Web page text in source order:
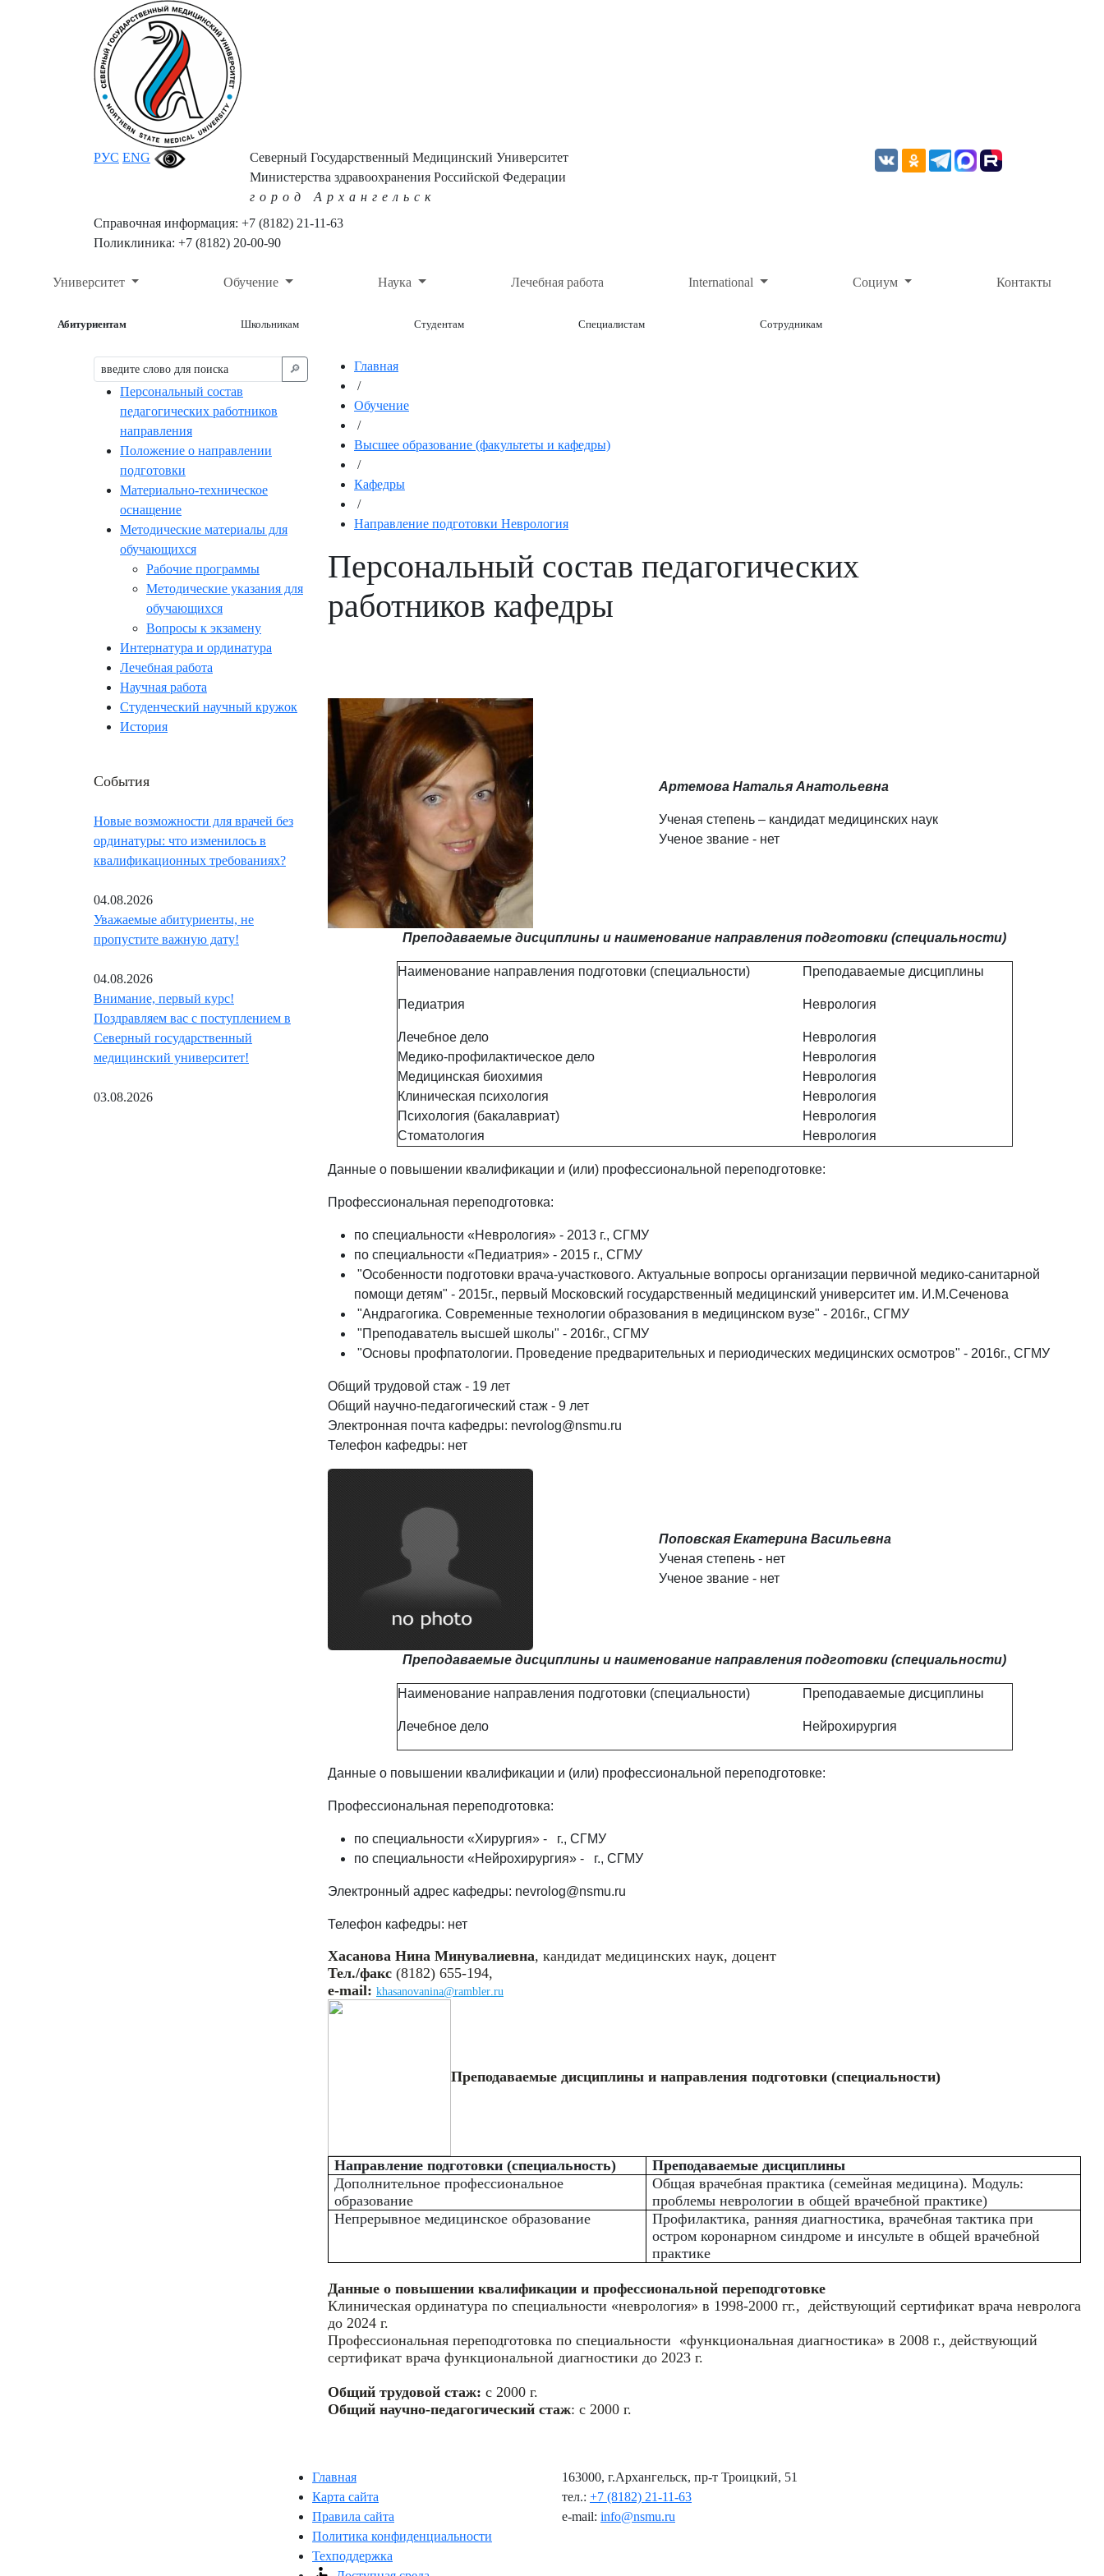
РУС ENG
Северный Государственный Медицинский Университет
Министерства здравоохранения Российской Федерации
город Архангельск
Справочная информация: +7 (8182) 21-11-63
Поликлиника: +7 (8182) 20-00-90
Университет Обучение Наука Лечебная работа International Социум Контакты
Абитуриентам Школьникам Студентам Специалистам Сотрудникам
🔎︎
Персональный состав
педагогических работников
направления
Положение о направлении
подготовки
Материально-техническое
оснащение
Методические материалы для
обучающихся
Рабочие программы
Методические указания для
обучающихся
Вопросы к экзамену
Интернатура и ординатура
Лечебная работа
Научная работа
Студенческий научный кружок
История
События
Новые возможности для врачей без
ординатуры: что изменилось в
квалификационных требованиях?
04.08.2026
Уважаемые абитуриенты, не
пропустите важную дату!
04.08.2026
Внимание, первый курс!
Поздравляем вас с поступлением в
Северный государственный
медицинский университет!
03.08.2026
Главная
/
Обучение
/
Высшее образование (факультеты и кафедры)
/
Кафедры
/
Направление подготовки Неврология
Персональный состав педагогических
работников кафедры
Артемова Наталья Анатольевна
Ученая степень – кандидат медицинских наук
Ученое звание - нет
Преподаваемые дисциплины и наименование направления подготовки (специальности)
Наименование направления подготовки (специальности) Преподаваемые дисциплины
Педиатрия Неврология
Лечебное дело
Неврология
Медико-профилактическое дело
Неврология
Медицинская биохимия
Неврология
Клиническая психология
Неврология
Психология (бакалавриат)
Неврология
Стоматология
Неврология
Данные о повышении квалификации и (или) профессиональной переподготовке:
Профессиональная переподготовка:
по специальности «Неврология» - 2013 г., СГМУ
по специальности «Педиатрия» - 2015 г., СГМУ
"Особенности подготовки врача-участкового. Актуальные вопросы организации первичной медико-санитарной
помощи детям" - 2015г., первый Московский государственный медицинский университет им. И.М.Сеченова
"Андрагогика. Современные технологии образования в медицинском вузе" - 2016г., СГМУ
"Преподаватель высшей школы" - 2016г., СГМУ
"Основы профпатологии. Проведение предварительных и периодических медицинских осмотров" - 2016г., СГМУ
Общий трудовой стаж - 19 лет
Общий научно-педагогический стаж - 9 лет
Электронная почта кафедры: nevrolog@nsmu.ru
Телефон кафедры: нет
Поповская Екатерина Васильевна
Ученая степень - нет
Ученое звание - нет
Преподаваемые дисциплины и наименование направления подготовки (специальности)
Наименование направления подготовки (специальности) Преподаваемые дисциплины
Лечебное дело Нейрохирургия
Данные о повышении квалификации и (или) профессиональной переподготовке:
Профессиональная переподготовка:
по специальности «Хирургия» - г., СГМУ
по специальности «Нейрохирургия» - г., СГМУ
Электронный адрес кафедры: nevrolog@nsmu.ru
Телефон кафедры: нет
Хасанова Нина Минувалиевна, кандидат медицинских наук, доцент
Тел./факс (8182) 655-194,
e-mail: khasanovanina@rambler.ru
Преподаваемые дисциплины и направления подготовки (специальности)
Направление подготовки (специальность)
Преподаваемые дисциплины
Дополнительное профессиональное
образование
Общая врачебная практика (семейная медицина). Модуль:
проблемы неврологии в общей врачебной практике)
Непрерывное медицинское образование
Профилактика, ранняя диагностика, врачебная тактика при
остром коронарном синдроме и инсульте в общей врачебной
практике
Данные о повышении квалификации и профессиональной переподготовке
Клиническая ординатура по специальности «неврология» в 1998-2000 гг., действующий сертификат врача невролога
до 2024 г.
Профессиональная переподготовка по специальности «функциональная диагностика» в 2008 г., действующий
сертификат врача функциональной диагностики до 2023 г.
Общий трудовой стаж: с 2000 г.
Общий научно-педагогический стаж: с 2000 г.
Главная
Карта сайта
Правила сайта
Политика конфиденциальности
Техподдержка
163000, г.Архангельск, пр-т Троицкий, 51
тел.: +7 (8182) 21-11-63
e-mail: info@nsmu.ru